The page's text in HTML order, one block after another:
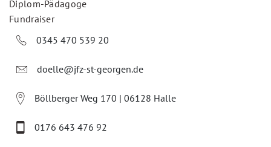
Diplom-Pädagoge
Fundraiser
0345 470 539 20
doelle@jfz-st-georgen.de
Böllberger Weg 170 | 06128 Halle
0176 643 476 92